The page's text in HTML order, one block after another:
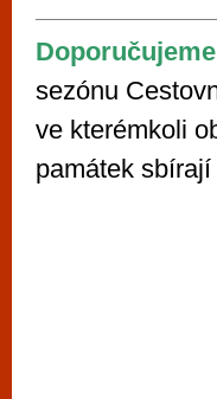
sezónu
ve kterémkoli
památek